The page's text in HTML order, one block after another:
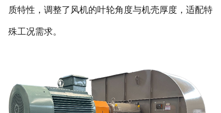
质特性，调整了风机的叶轮角度与机壳厚度，适配特
殊工况需求。